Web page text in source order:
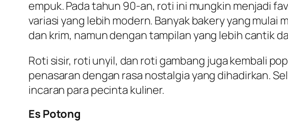
empuk. Pada tahun 90-an, roti ini mungkin menjadi
variasi yang lebih modern. Banyak bakery yang
dan krim, namun dengan tampilan yang lebih cantik
Roti sisir, roti unyil, dan roti gambang juga kembali
penasaran dengan rasa nostalgia yang dihadirkan.
incaran para pecinta kuliner.
Es Potong